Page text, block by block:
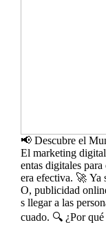
📢 Descubre el
El marketing digital
entas digitales
era efectiva. 🚀 Ya
O, publicidad
s llegar a las
cuado. 🔍 ¿Por